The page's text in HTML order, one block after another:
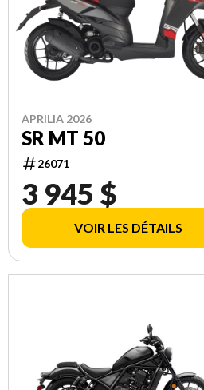
APRILIA 2026
SR MT 50
26071
3 945 $
VOIR LES DÉTAILS